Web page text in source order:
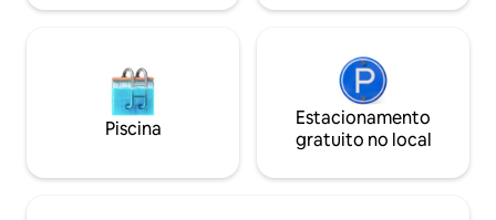
com uma envolvente única e uma vista
recentemente e ampliada com uma
construção moderna e de design
desfrutando da vista e da envolvente .
ao Guincho ao Cabo Espichel. A dois
Piscina
Estacionamento
gratuito no local